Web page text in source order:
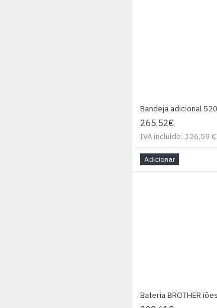
265,52€
IVA incluído: 326,59 €
Adicionar